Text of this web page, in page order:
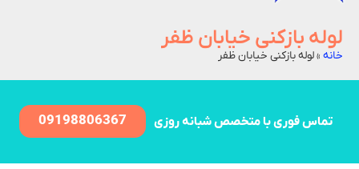
لوله بازکنی خیابان ظفر
خانه»لوله بازکنی خیابان ظفر
تماس فوری با متخصص شبانه روزی 09198806367